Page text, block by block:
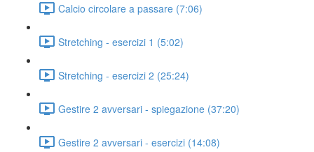
Calcio circolare a passare (7:06)
Stretching - esercizi 1 (5:02)
Stretching - esercizi 2 (25:24)
Gestire 2 avversari - spiegazione (37:20)
Gestire 2 avversari - esercizi (14:08)